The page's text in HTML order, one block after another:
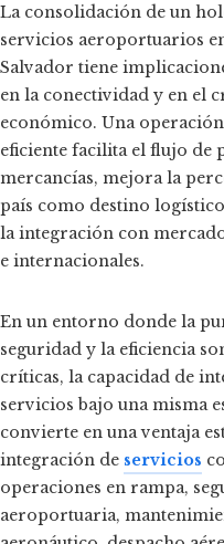
La consolidación de un
servicios aeroportuarios
Salvador tiene
en la conectividad y en el
económico. Una
eficiente facilita el flujo de
mercancías, mejora la
país como destino
la integración con
e internacionales.
En un entorno donde la
seguridad y la eficiencia
críticas, la capacidad de
servicios bajo una misma
convierte en una ventaja
integración de servicios
operaciones en rampa,
aeroportuaria,